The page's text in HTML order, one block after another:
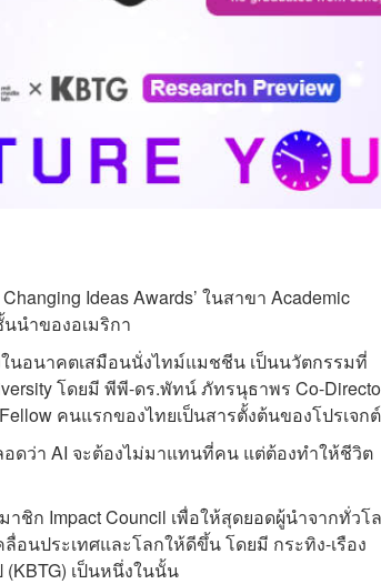
Ideas Awards’ ในสาขา Academic
นำของอเมริกา
ในอนาคตเสมือนนั่งไทม์แมชชีน เป็นนวัตกรรมที่
โดยมี พีพี-ดร.พัทน์ ภัทรนุธาพร Co-
คนแรกของไทยเป็นสารตั้งต้นของโปรเจกต์
ดว่า AI จะต้องไม่มาแทนที่คน แต่ต้องทำให้ชีวิต
ชิก Impact Council เพื่อให้สุดยอดผู้นำจากทั่วโ
อนประเทศและโลกให้ดีขึ้น โดยมี กระทิง-เรือง
เป็นหนึ่งในนั้น